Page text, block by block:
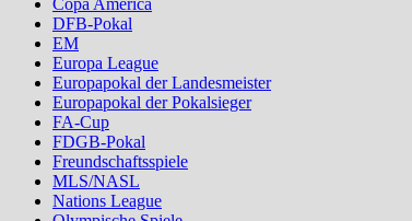
DFB-Pokal
EM
Europa League
Europapokal der Landesmeister
Europapokal der Pokalsieger
FA-Cup
FDGB-Pokal
Freundschaftsspiele
MLS/NASL
Nations League